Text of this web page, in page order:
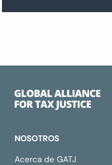
NOSOTROS
Acerca de GATJ